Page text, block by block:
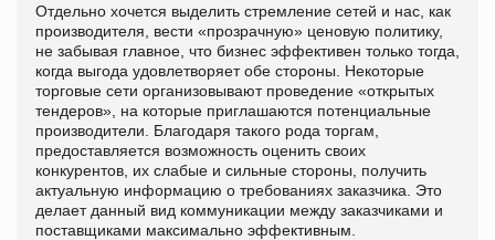
Отдельно хочется выделить стремление сетей и нас, как
производителя, вести «прозрачную» ценовую политику,
не забывая главное, что бизнес эффективен только тогда,
когда выгода удовлетворяет обе стороны. Некоторые
торговые сети организовывают проведение «открытых
тендеров», на которые приглашаются потенциальные
производители. Благодаря такого рода торгам,
предоставляется возможность оценить своих
конкурентов, их слабые и сильные стороны, получить
актуальную информацию о требованиях заказчика. Это
делает данный вид коммуникации между заказчиками и
поставщиками максимально эффективным.